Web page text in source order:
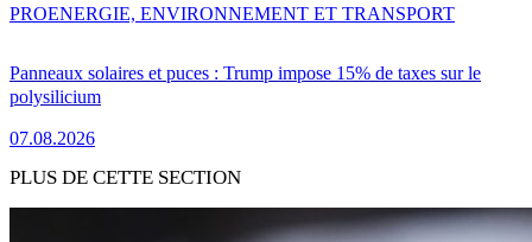
Panneaux solaires et puces : Trump impose 15% de taxes sur le
polysilicium
07.08.2026
PROENERGIE, ENVIRONNEMENT ET TRANSPORT
PLUS DE CETTE SECTION